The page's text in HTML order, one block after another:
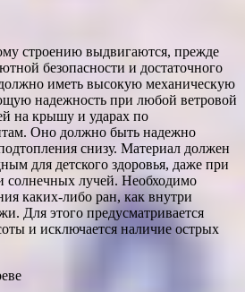
строению выдвигаются, прежде
безопасности и достаточного
иметь высокую механическую
надежность при любой ветровой
на крышу и ударах по
Оно должно быть надежно
снизу. Материал должен
для детского здоровья, даже при
солнечных лучей. Необходимо
каких-либо ран, как внутри
Для этого предусматривается
и исключается наличие острых